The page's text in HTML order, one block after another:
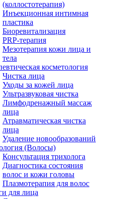
(коллостотерапия)
Инъекционная интимная
пластика
Биоревитализация
PRP-терапия
Мезотерапия кожи лица и
тела
косметология
Чистка лица
Уходы за кожей лица
Ультразвуковая чистка
Лимфодренажный массаж
лица
Атравматическая чистка
лица
Удаление новообразований
(Волосы)
Консультация трихолога
Диагностика состояния
волос и кожи головы
Плазмотерапия для волос
для лица